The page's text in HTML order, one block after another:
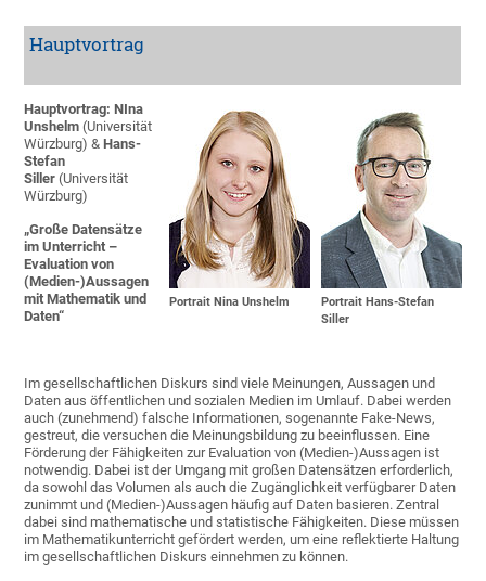
Hauptvortrag
Portrait Nina Unshelm
Portrait Hans-Stefan
Siller
Hauptvortrag: NIna
Unshelm (Universität
Würzburg) &Hans-
Stefan
Siller (Universität
Würzburg)
„Große Datensätze
im Unterricht –
Evaluation von
(Medien-)Aussagen
mit Mathematik und
Daten“
Im gesellschaftlichen Diskurs sind viele Meinungen, Aussagen und
Daten aus öffentlichen und sozialen Medien im Umlauf. Dabei werden
auch (zunehmend) falsche Informationen, sogenannte Fake-News,
gestreut, die versuchen die Meinungsbildung zu beeinflussen. Eine
Förderung der Fähigkeiten zur Evaluation von (Medien-)Aussagen ist
notwendig. Dabei ist der Umgang mit großen Datensätzen erforderlich,
da sowohl das Volumen als auch die Zugänglichkeit verfügbarer Daten
zunimmt und (Medien-)Aussagen häufig auf Daten basieren. Zentral
dabei sind mathematische und statistische Fähigkeiten. Diese müssen
im Mathematikunterricht gefördert werden, um eine reflektierte Haltung
im gesellschaftlichen Diskurs einnehmen zu können.